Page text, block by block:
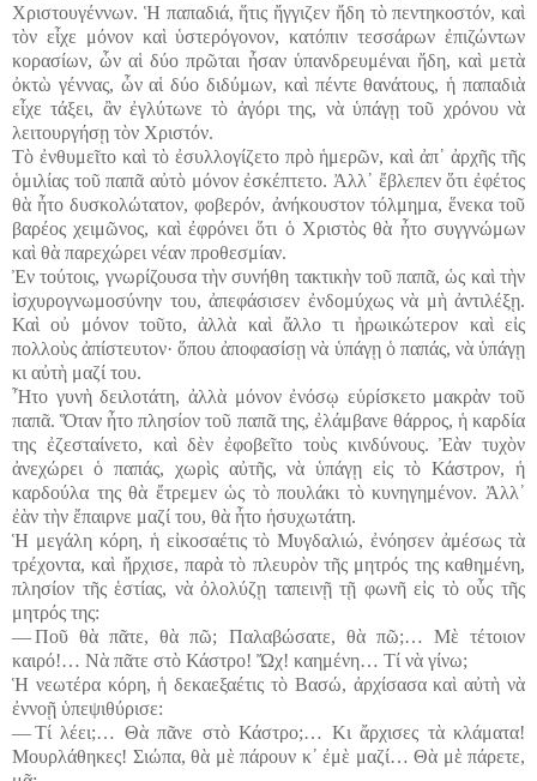
Χριστουγέννων. Ἡ παπαδιά, ἥτις ἤγγιζεν ἤδη τὸ πεντηκοστόν, καὶ
τὸν εἶχε μόνον καὶ ὑστερόγονον, κατόπιν τεσσάρων ἐπιζώντων
κορασίων, ὧν αἱ δύο πρῶται ἦσαν ὑπανδρευμέναι ἤδη, καὶ μετὰ
ὀκτὼ γέννας, ὧν αἱ δύο διδύμων, καὶ πέντε θανάτους, ἡ παπαδιὰ
εἶχε τάξει, ἂν ἐγλύτωνε τὸ ἀγόρι της, νὰ ὑπάγῃ τοῦ χρόνου νὰ
λειτουργήσῃ τὸν Χριστόν.
Τὸ ἐνθυμεῖτο καὶ τὸ ἐσυλλογίζετο πρὸ ἡμερῶν, καὶ ἀπ᾽ ἀρχῆς τῆς
ὁμιλίας τοῦ παπᾶ αὐτὸ μόνον ἐσκέπτετο. Ἀλλ᾽ ἔβλεπεν ὅτι ἐφέτος
θὰ ἦτο δυσκολώτατον, φοβερόν, ἀνήκουστον τόλμημα, ἕνεκα τοῦ
βαρέος χειμῶνος, καὶ ἐφρόνει ὅτι ὁ Χριστὸς θὰ ἦτο συγγνώμων
καὶ θὰ παρεχώρει νέαν προθεσμίαν.
Ἐν τούτοις, γνωρίζουσα τὴν συνήθη τακτικὴν τοῦ παπᾶ, ὡς καὶ τὴν
ἰσχυρογνωμοσύνην του, ἀπεφάσισεν ἐνδομύχως νὰ μὴ ἀντιλέξῃ.
Καὶ οὐ μόνον τοῦτο, ἀλλὰ καὶ ἄλλο τι ἡρωικώτερον καὶ εἰς
πολλοὺς ἀπίστευτον· ὅπου ἀποφασίσῃ νὰ ὑπάγῃ ὁ παπάς, νὰ ὑπάγῃ
κι αὐτὴ μαζί του.
Ἦτο γυνὴ δειλοτάτη, ἀλλὰ μόνον ἐνόσῳ εὑρίσκετο μακρὰν τοῦ
παπᾶ. Ὅταν ἦτο πλησίον τοῦ παπᾶ της, ἐλάμβανε θάρρος, ἡ καρδία
της ἐζεσταίνετο, καὶ δὲν ἐφοβεῖτο τοὺς κινδύνους. Ἐὰν τυχὸν
ἀνεχώρει ὁ παπάς, χωρὶς αὐτῆς, νὰ ὑπάγῃ εἰς τὸ Κάστρον, ἡ
καρδούλα της θὰ ἔτρεμεν ὡς τὸ πουλάκι τὸ κυνηγημένον. Ἀλλ᾽
ἐὰν τὴν ἔπαιρνε μαζί του, θὰ ἦτο ἡσυχωτάτη.
Ἡ μεγάλη κόρη, ἡ εἰκοσαέτις τὸ Μυγδαλιώ, ἐνόησεν ἀμέσως τὰ
τρέχοντα, καὶ ἤρχισε, παρὰ τὸ πλευρὸν τῆς μητρός της καθημένη,
πλησίον τῆς ἑστίας, νὰ ὀλολύζῃ ταπεινῇ τῇ φωνῆ εἰς τὸ οὖς τῆς
μητρός της:
― Ποῦ θὰ πᾶτε, θὰ πῶ; Παλαβώσατε, θὰ πῶ;… Μὲ τέτοιον
καιρό!… Νὰ πᾶτε στὸ Κάστρο! Ὤχ! καημένη… Τί νὰ γίνω;
Ἡ νεωτέρα κόρη, ἡ δεκαεξαέτις τὸ Βασώ, ἀρχίσασα καὶ αὐτὴ νὰ
ἐννοῇ ὑπεψιθύρισε:
― Τί λέει;… Θὰ πᾶνε στὸ Κάστρο;… Κι ἄρχισες τὰ κλάματα!
Μουρλάθηκες! Σιώπα, θὰ μὲ πάρουν κ᾽ ἐμὲ μαζί… Θὰ μὲ πάρετε,